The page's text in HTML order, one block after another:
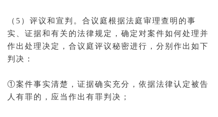
（5）评议和宣判 。合议庭根据法庭审理查明的事
实、证据和有关的法律规定，确定对案件如何处理并
作出处理决定，合议庭评议秘密进行，分别作出如下
判决：
①案件事实清楚，证据确实充分，依据法律认定被告
人有罪的，应当作出有罪判决 ；